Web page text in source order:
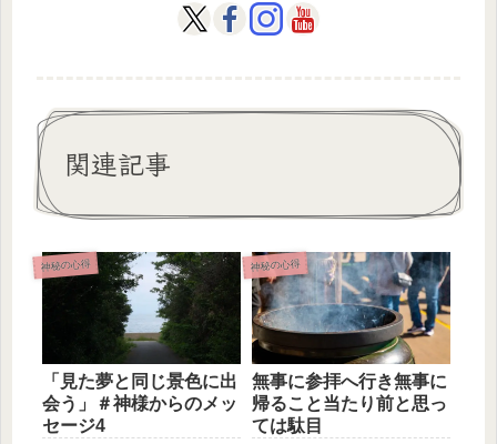
関連記事
神秘の心得
「見た夢と同じ景色に出
会う」＃神様からのメッ
セージ4
神秘の心得
無事に参拝へ行き無事に
帰ること当たり前と思っ
ては駄目